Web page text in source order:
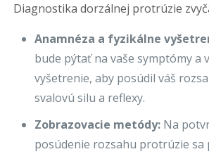
Diagnostika dorzálnej protrúzie
Anamnéza a fyzikálne
bude pýtať na vaše symptómy a
vyšetrenie, aby posúdil váš
svalovú silu a reflexy.
Zobrazovacie metódy: Na
posúdenie rozsahu protrúzie sa